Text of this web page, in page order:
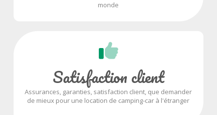
monde
Satisfaction client
Assurances, garanties, satisfaction client, que demander
de mieux pour une location de camping-car à l'étranger